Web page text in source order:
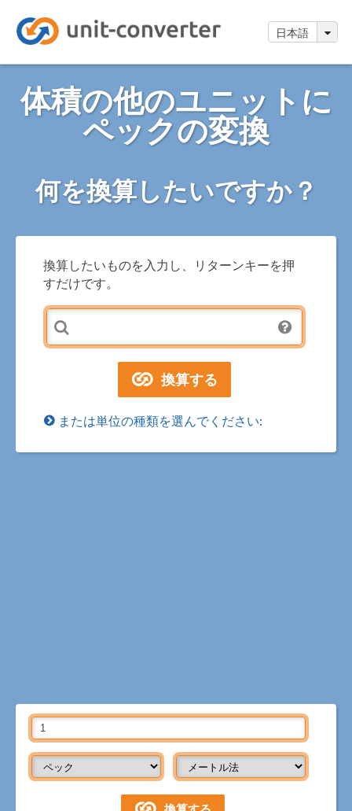
日本語
体積の他のユニットに
ペックの変換
何を換算したいですか？
換算したいものを入力し、リターンキーを押
すだけです。
または単位の種類を選んでください: